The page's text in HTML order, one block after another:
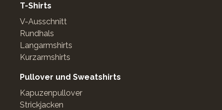
T-Shirts
V-Ausschnitt
Rundhals
Langarmshirts
Kurzarmshirts
Pullover und Sweatshirts
Kapuzenpullover
Strickjacken